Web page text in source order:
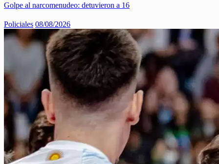
Golpe al narcomenudeo: detuvieron a 16
Policiales 08/08/2026